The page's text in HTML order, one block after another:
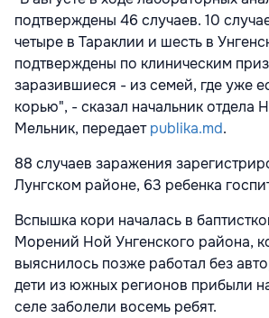
подтверждены 46 случаев. 10
четыре в Тараклии и шесть в
подтверждены по клиническим
заразившиеся - из семей, где уже
корью", - сказал начальник отдела
Мельник, передаетpublika.md.
88 случаев заражения
Лунгском районе, 63 ребенка
Вспышка кори началась в
Морений Ной Унгенского района,
выяснилось позже работал без
дети из южных регионов прибыли
селе заболели восемь ребят.